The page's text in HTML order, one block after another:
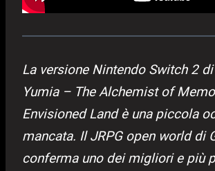
La versione Nintendo Switch 2
Yumia – The Alchemist of
Envisioned Land è una piccola
mancata. Il JRPG open world di
conferma uno dei migliori e più